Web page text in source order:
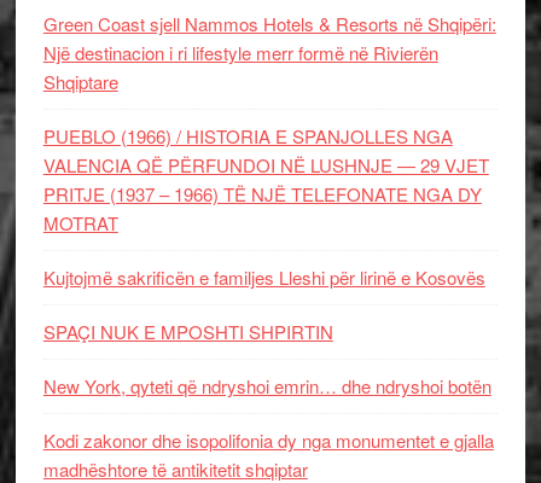
Green Coast sjell Nammos Hotels & Resorts në Shqipëri:
Një destinacion i ri lifestyle merr formë në Rivierën
Shqiptare
PUEBLO (1966) / HISTORIA E SPANJOLLES NGA
VALENCIA QË PËRFUNDOI NË LUSHNJE — 29 VJET
PRITJE (1937 – 1966) TË NJË TELEFONATE NGA DY
MOTRAT
Kujtojmë sakrificën e familjes Lleshi për lirinë e Kosovës
SPAÇI NUK E MPOSHTI SHPIRTIN
New York, qyteti që ndryshoi emrin… dhe ndryshoi botën
Kodi zakonor dhe isopolifonia dy nga monumentet e gjalla
madhështore të antikitetit shqiptar